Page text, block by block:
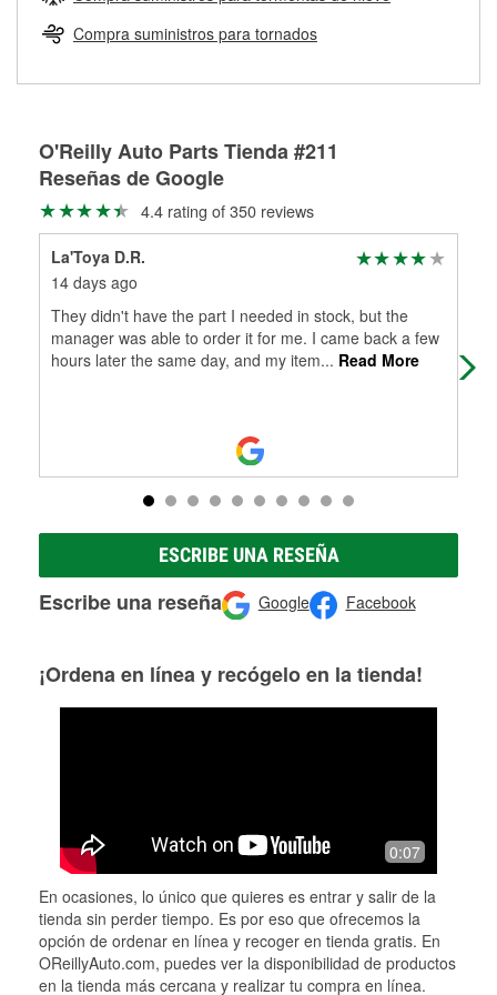
Herramientas de O'Reilly
pueden ser reutilizados, podemos ayudarte a encontrar las
partes de reemplazo correctas para tu reparación.
Rectificación de tambores y discos de freno
Compra suministros para tornados
O'Reilly Auto Parts Tienda #211
Reseñas de Google
4.4 rating of 350 reviews
La'Toya D.R.
14 days ago
They didn't have the part I needed in stock, but the
manager was able to order it for me. I came back a few
hours later the same day, and my item... Read More
ESCRIBE UNA RESEÑA
Escribe una reseña Google Facebook
¡Ordena en línea y recógelo en la tienda!
0:07
En ocasiones, lo único que quieres es entrar y salir de la
tienda sin perder tiempo. Es por eso que ofrecemos la
opción de ordenar en línea y recoger en tienda gratis. En
OReillyAuto.com, puedes ver la disponibilidad de productos
en la tienda más cercana y realizar tu compra en línea.